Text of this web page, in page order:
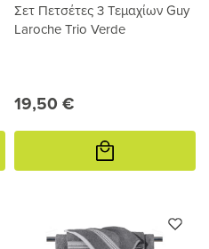
Σετ Πετσέτες 3 Τεμαχίων Guy
Laroche Trio Verde
19,50 €
Προσθήκη
καλάθι